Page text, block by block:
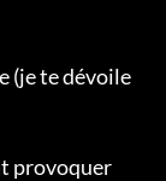
(je te dévoile
provoquer